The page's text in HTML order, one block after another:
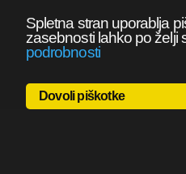
Spletna stran uporablja
zasebnosti lahko po želji
podrobnosti
Dovoli piškotke